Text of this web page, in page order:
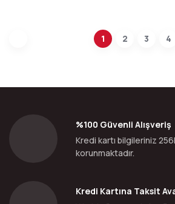
1 2 3 4
%100 Güvenli Alışveriş
Kredi kartı bilgileriniz
korunmaktadır.
Kredi Kartına Taksit